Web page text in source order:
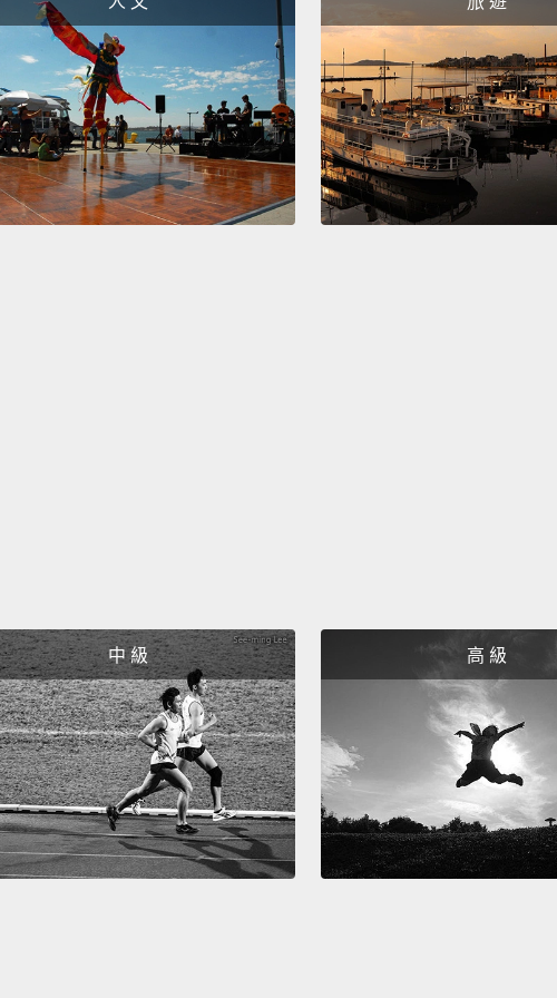
中 級 高 級